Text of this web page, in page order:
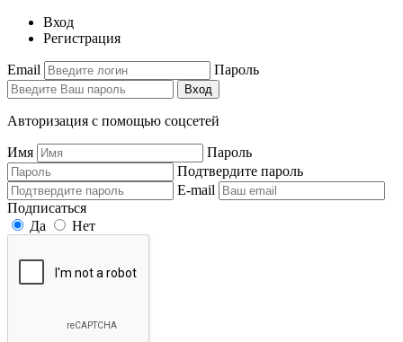
Вход
Регистрация
Email Пароль
Вход
Авторизация с помощью соцсетей
Имя
Пароль
Подтвердите пароль
E-mail
Подписаться
Да
Нет